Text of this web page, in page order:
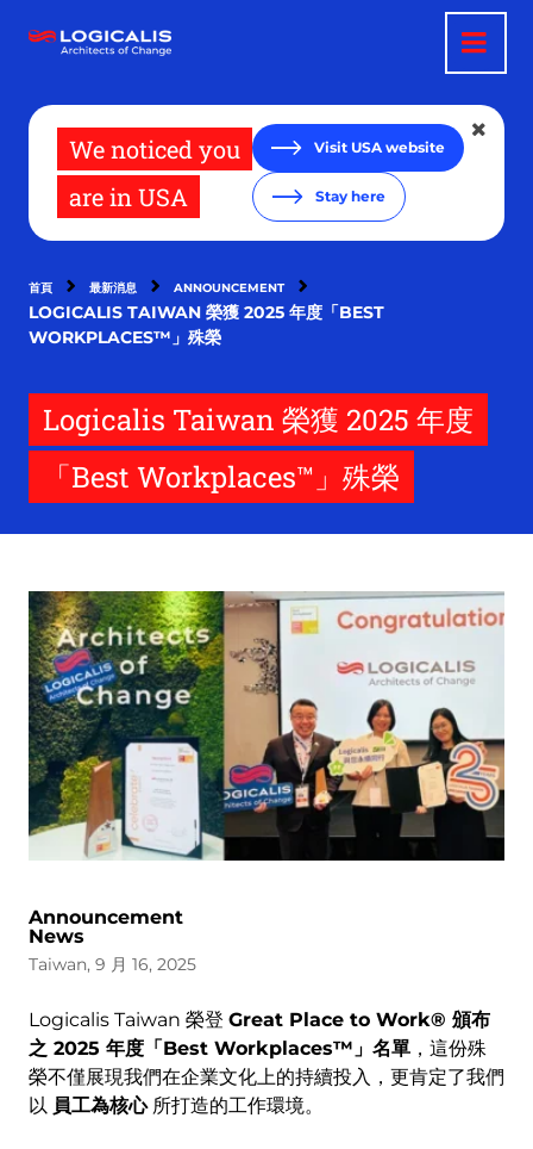
We noticed you
are in USA
Visit USA website
Stay here
首頁 最新消息 ANNOUNCEMENT
LOGICALIS TAIWAN 榮獲 2025 年度「BEST
WORKPLACES™」殊榮
Logicalis Taiwan 榮獲 2025 年度
「Best Workplaces™」殊榮
Announcement
News
Taiwan, 9 月 16, 2025
Logicalis Taiwan 榮登 Great Place to Work® 頒布
之 2025 年度「Best Workplaces™」名單 ，這份殊
榮不僅展現我們在企業文化上的持續投入，更肯定了我們
以 員工為核心所打造的工作環境。